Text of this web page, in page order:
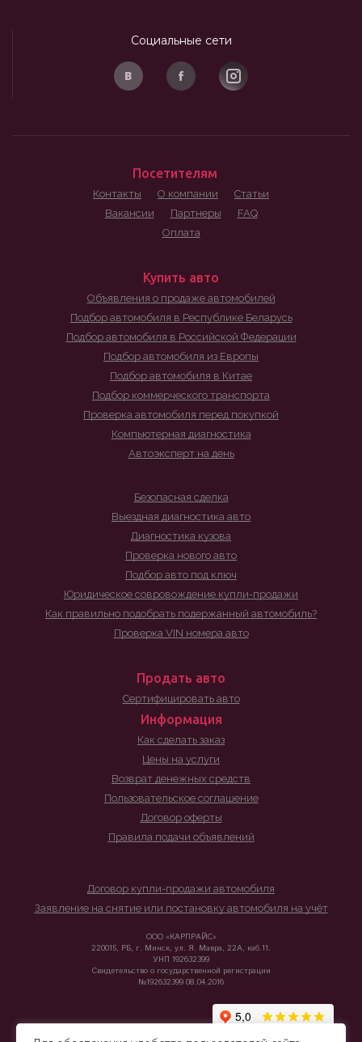
Социальные сети
Посетителям
Контакты О компании
Статьи
Вакансии
Партнеры
FAQ
Оплата
Купить авто
Объявления о продаже автомобилей
Подбор автомобиля в Республике Беларусь
Подбор автомобиля в Российской Федерации
Подбор автомобиля из Европы
Подбор автомобиля в Китае
Подбор коммерческого транспорта
Проверка автомобиля перед покупкой
Компьютерная диагностика
Автоэксперт на день
Безопасная сделка
Выездная диагностика авто
Диагностика кузова
Проверка нового авто
Подбор авто под ключ
Юридическое совровождение купли-продажи
Как правильно подобрать подержанный автомобиль?
Проверка VIN номера авто
Продать авто
Сертифицировать авто
Информация
Как сделать заказ
Цены на услуги
Возврат денежных средств
Пользовательское соглашение
Договор оферты
Правила подачи объявлений
Договор купли-продажи автомобиля
Заявление на снятие или постановку автомобиля на учёт
ООО «КАРПРАЙС»
220015, РБ, г. Минск, ул. Я. Мавра, 22А, каб.11.
УНП 192632399
Свидетельство о государственной регистрации
№192632399 08.04.2016